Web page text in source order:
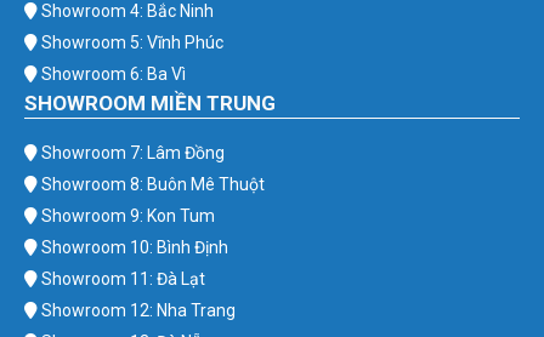
Showroom 4: Bắc Ninh
Showroom 5: Vĩnh Phúc
Showroom 6: Ba Vì
SHOWROOM MIỀN TRUNG
Showroom 7: Lâm Đồng
Showroom 8: Buôn Mê Thuột
Showroom 9: Kon Tum
Showroom 10: Bình Định
Showroom 11: Đà Lạt
Showroom 12: Nha Trang